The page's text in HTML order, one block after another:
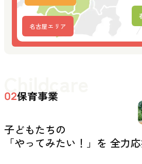
名古屋エリア
Childcare
02保育事業
子どもたちの
「やってみたい！」を 全力